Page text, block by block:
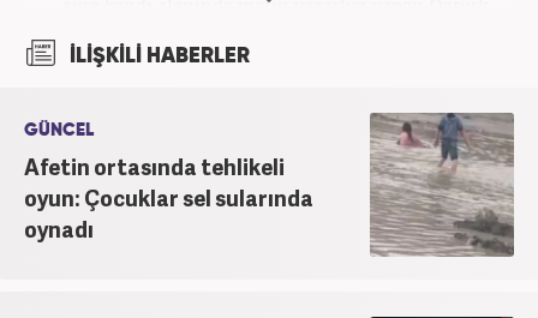
şu an Haber7.com'da "Muhabir - Editör" olarak görev
yapmaktadır. Ayrıca günümüz insan ilişkilerinde
inanmakta ve bu değerleri meslek hayatında da ön
planda tutmaktadır.
İLİŞKİLİ HABERLER
GÜNCEL
Afetin ortasında tehlikeli
oyun: Çocuklar sel sularında
oynadı